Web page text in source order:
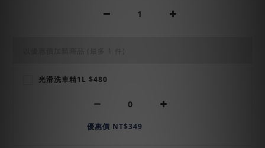
(最多 1 件)
光滑洗車精1L $480
優惠價 NT$349